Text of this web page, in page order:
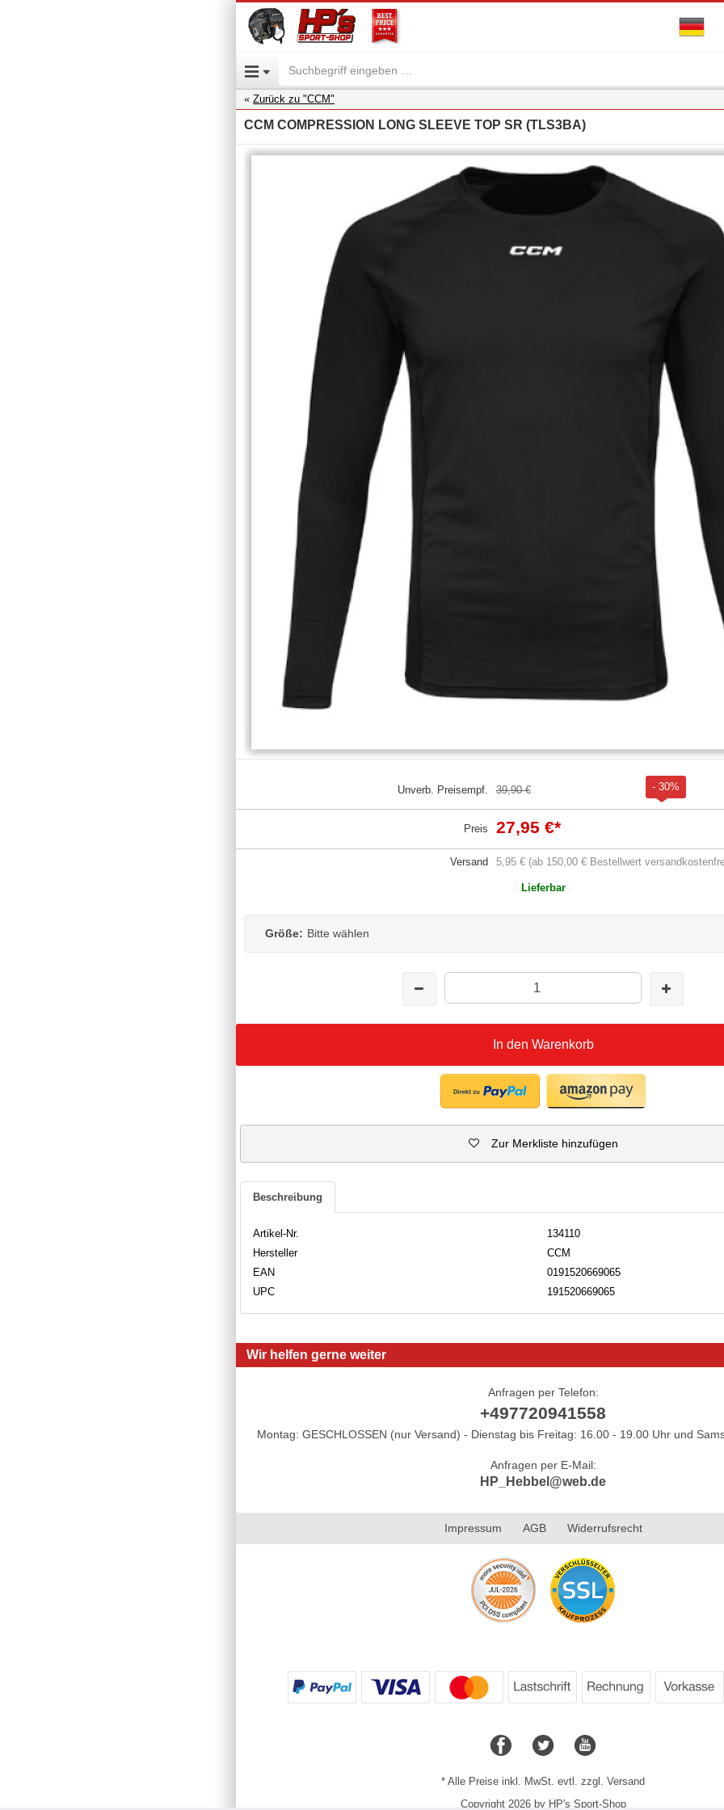
Zurück zu "CCM"
CCM COMPRESSION LONG SLEEVE TOP SR (TLS3BA)
Unverb. Preisempf. 39,90 € - 30%
Preis 27,95 €*
Versand 5,95 € (ab 150,00 € Bestellwert
Lieferbar
Größe: Bitte wählen
In den Warenkorb
Zur Merkliste hinzufügen
Beschreibung
Artikel-Nr.
134110
Hersteller
CCM
EAN
0191520669065
UPC
191520669065
Wir helfen gerne weiter
Anfragen per Telefon:
+497720941558
Montag: GESCHLOSSEN (nur Versand) - Dienstag bis Freitag: 16.00 - 19.00 Uhr und
Anfragen per E-Mail:
HP_Hebbel@web.de
Impressum AGB Widerrufsrecht
* Alle Preise inkl. MwSt. evtl. zzgl. Versand
Copyright 2026 by HP's Sport-Shop